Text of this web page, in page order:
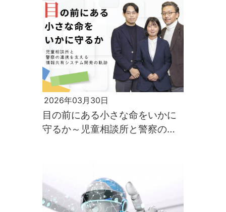
2026年03月30日
目の前にある小さな命をいかに
守るか～児童相談所と警察の連